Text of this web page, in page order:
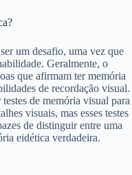
um desafio, uma vez que
Geralmente, o
que afirmam ter memória
de recordação visual.
de memória visual para
visuais, mas esses testes
de distinguir entre uma
eidética verdadeira.